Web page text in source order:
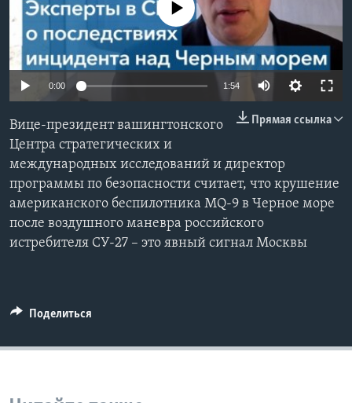
Learning English
СОЦИАЛЬНЫЕ СЕТИ
Языки
No media source currently available
0:00 1:54
Прямая ссылка
Вице-президент вашингтонского
Центра стратегических и
международных исследований и директор
программы по безопасности считает, что крушение
американского беспилотника MQ-9 в Черное море
после воздушного маневра российского
истребителя СУ-27 – это явный сигнал Москвы
Поделиться